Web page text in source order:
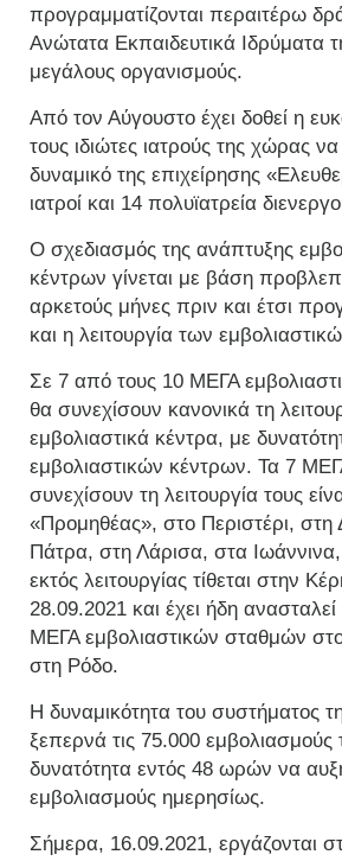
προγραμματίζονται περαιτέρω
Ανώτατα Εκπαιδευτικά Ιδρύματα
μεγάλους οργανισμούς.
Από τον Αύγουστο έχει δοθεί η
τους ιδιώτες ιατρούς της χώρας
δυναμικό της επιχείρησης
ιατροί και 14 πολυϊατρεία
Ο σχεδιασμός της ανάπτυξης
κέντρων γίνεται με βάση
αρκετούς μήνες πριν και έτσι
και η λειτουργία των
Σε 7 από τους 10 ΜΕΓΑ
θα συνεχίσουν κανονικά τη
εμβολιαστικά κέντρα, με
εμβολιαστικών κέντρων. Τα 7
συνεχίσουν τη λειτουργία τους
«Προμηθέας», στο Περιστέρι,
Πάτρα, στη Λάρισα, στα
εκτός λειτουργίας τίθεται στην
28.09.2021 και έχει ήδη ανασταλεί
ΜΕΓΑ εμβολιαστικών σταθμών
στη Ρόδο.
Η δυναμικότητα του συστήματος
ξεπερνά τις 75.000 εμβολιασμούς
δυνατότητα εντός 48 ωρών να
εμβολιασμούς ημερησίως.
Σήμερα, 16.09.2021, εργάζονται